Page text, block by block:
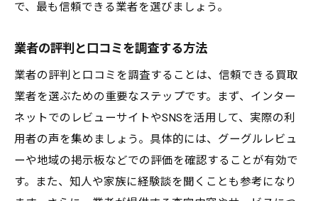
で、最も信頼できる業者を選びましょう。
業者の評判と口コミを調査する方法
業者の評判と口コミを調査することは、信頼できる買取
業者を選ぶための重要なステップです。まず、インター
ネットでのレビューサイトやSNSを活用して、実際の利
用者の声を集めましょう。具体的には、グーグルレビュ
ーや地域の掲示板などでの評価を確認することが有効で
す。また、知人や家族に経験談を聞くことも参考になり